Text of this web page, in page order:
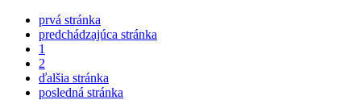
prvá stránka
predchádzajúca stránka
1
2
ďalšia stránka
posledná stránka